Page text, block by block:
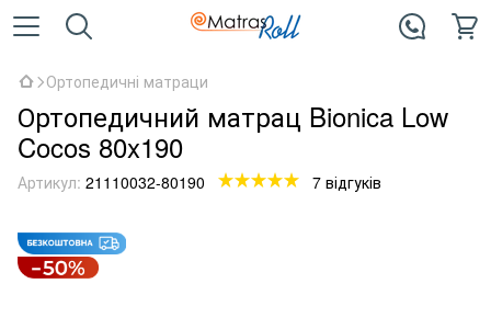
Ортопедичні матраци
Ортопедичний матрац Bionica Low
Cocos 80x190
Артикул: 21110032-80190 7 відгуків